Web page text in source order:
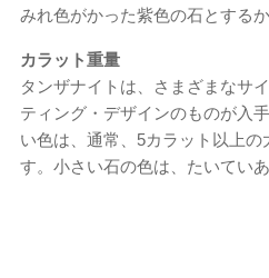
みれ色がかった紫色の石とする
カラット重量
タンザナイトは、さまざまなサ
ティング・デザインのものが入
い色は、通常、5カラット以上の
す。小さい石の色は、たいてい